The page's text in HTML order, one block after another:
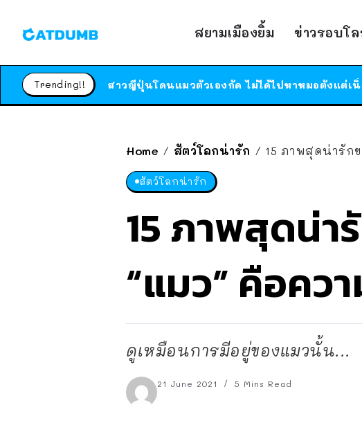
สยามเมืองยิ้ม ข่าวรอบโ
Trending!!
Home / สัตว์โลกน่ารัก / 15 ภาพสุดน่ารัก
สัตว์โลกน่ารัก
15 ภาพสุดน่า
“แมว” คือค
ดูเหมือนการมีอยู่ของแมวนั้น...
21 June 2021 5 Mins Read